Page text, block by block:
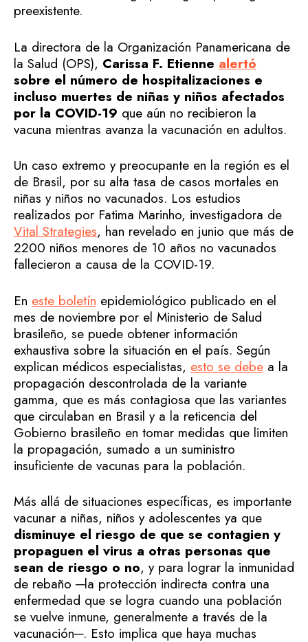
preexistente.
La directora de la Organización Panamericana de
la Salud (OPS), Carissa F. Etienne alertó
sobre el número de hospitalizaciones e
incluso muertes de niñas y niños afectados
por la COVID-19 que aún no recibieron la
vacuna mientras avanza la vacunación en adultos.
Un caso extremo y preocupante en la región es el
de Brasil, por su alta tasa de casos mortales en
niñas y niños no vacunados. Los estudios
realizados por Fatima Marinho, investigadora de
Vital Strategies, han revelado en junio que más de
2200 niños menores de 10 años no vacunados
fallecieron a causa de la COVID-19.
En este boletín epidemiológico publicado en el
mes de noviembre por el Ministerio de Salud
brasileño, se puede obtener información
exhaustiva sobre la situación en el país. Según
explican médicos especialistas, esto se debe a la
propagación descontrolada de la variante
gamma, que es más contagiosa que las variantes
que circulaban en Brasil y a la reticencia del
Gobierno brasileño en tomar medidas que limiten
la propagación, sumado a un suministro
insuficiente de vacunas para la población.
Más allá de situaciones específicas, es importante
vacunar a niñas, niños y adolescentes ya que
disminuye el riesgo de que se contagien y
propaguen el virus a otras personas que
sean de riesgo o no, y para lograr la inmunidad
de rebaño ─la protección indirecta contra una
enfermedad que se logra cuando una población
se vuelve inmune, generalmente a través de la
vacunación─. Esto implica que haya muchas